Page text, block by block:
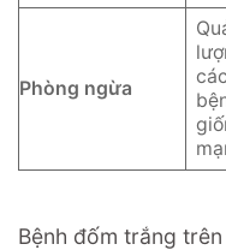
Phòng ngừa
Bệnh đốm trắng